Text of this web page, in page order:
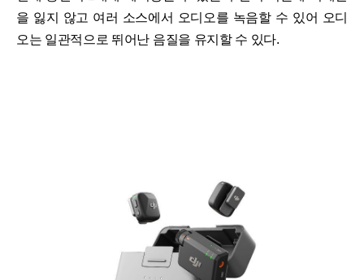
을 잃지 않고 여러 소스에서 오디오를 녹음할 수 있어 오디
오는 일관적으로 뛰어난 음질을 유지할 수 있다.